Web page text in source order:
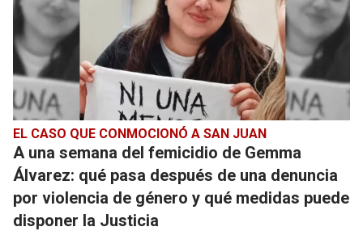
EL CASO QUE CONMOCIONÓ A SAN JUAN
A una semana del femicidio de Gemma
Álvarez: qué pasa después de una denuncia
por violencia de género y qué medidas puede
disponer la Justicia